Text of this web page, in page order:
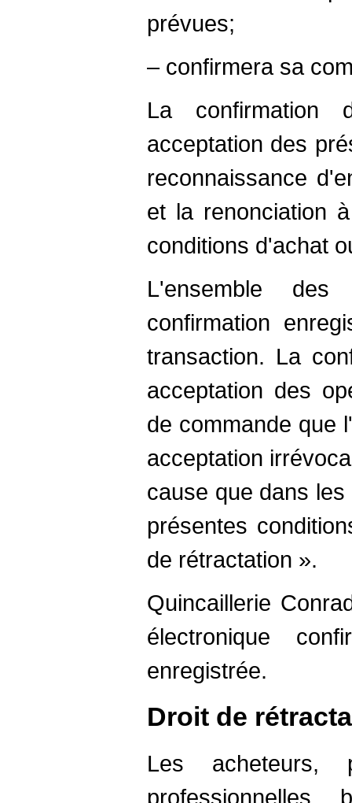
prévues;
– confirmera sa
La confirmation
acceptation des
reconnaissance
et la renonciation
conditions d'achat
L'ensemble
confirmation
transaction. La
acceptation des
de commande que
acceptation
cause que dans
présentes
de rétractation ».
Quincaillerie
électronique
enregistrée.
Droit de
Les acheteurs,